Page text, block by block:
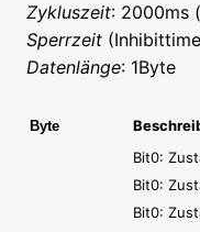
Zykluszeit: 2000ms
Sperrzeit
Datenlänge: 1Byte
Byte
Bit0:
Bit0:
Bit0: